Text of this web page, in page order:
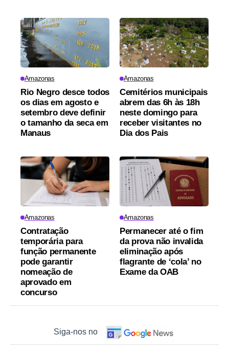
Amazonas
Rio Negro desce todos
os dias em agosto e
setembro deve definir
o tamanho da seca em
Manaus
Amazonas
Cemitérios municipais
abrem das 6h às 18h
neste domingo para
receber visitantes no
Dia dos Pais
Amazonas
Contratação
temporária para
função permanente
pode garantir
nomeação de
aprovado em
concurso
Amazonas
Permanecer até o fim
da prova não invalida
eliminação após
flagrante de ‘cola’ no
Exame da OAB
Siga-nos no